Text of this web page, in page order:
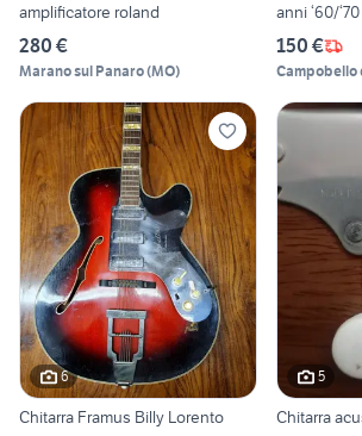
amplificatore roland
280 €
Marano sul Panaro(MO)
anni ‘60/‘70
150 €
Campobello
6
Chitarra Framus Billy Lorento
5
Chitarra